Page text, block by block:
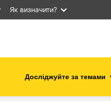
Як визначити?
Досліджуйте за темами